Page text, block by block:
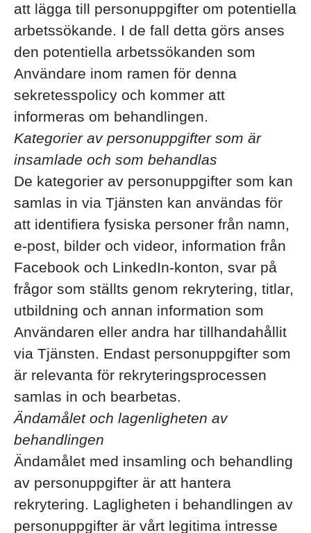
att lägga till personuppgifter om potentiella
arbetssökande. I de fall detta görs anses
den potentiella arbetssökanden som
Användare inom ramen för denna
sekretesspolicy och kommer att
informeras om behandlingen.
Kategorier av personuppgifter som är
insamlade och som behandlas
De kategorier av personuppgifter som kan
samlas in via Tjänsten kan användas för
att identifiera fysiska personer från namn,
e-post, bilder och videor, information från
Facebook och LinkedIn-konton, svar på
frågor som ställts genom rekrytering, titlar,
utbildning och annan information som
Användaren eller andra har tillhandahållit
via Tjänsten. Endast personuppgifter som
är relevanta för rekryteringsprocessen
samlas in och bearbetas.
Ändamålet och lagenligheten av
behandlingen
Ändamålet med insamling och behandling
av personuppgifter är att hantera
rekrytering. Lagligheten i behandlingen av
personuppgifter är vårt legitima intresse